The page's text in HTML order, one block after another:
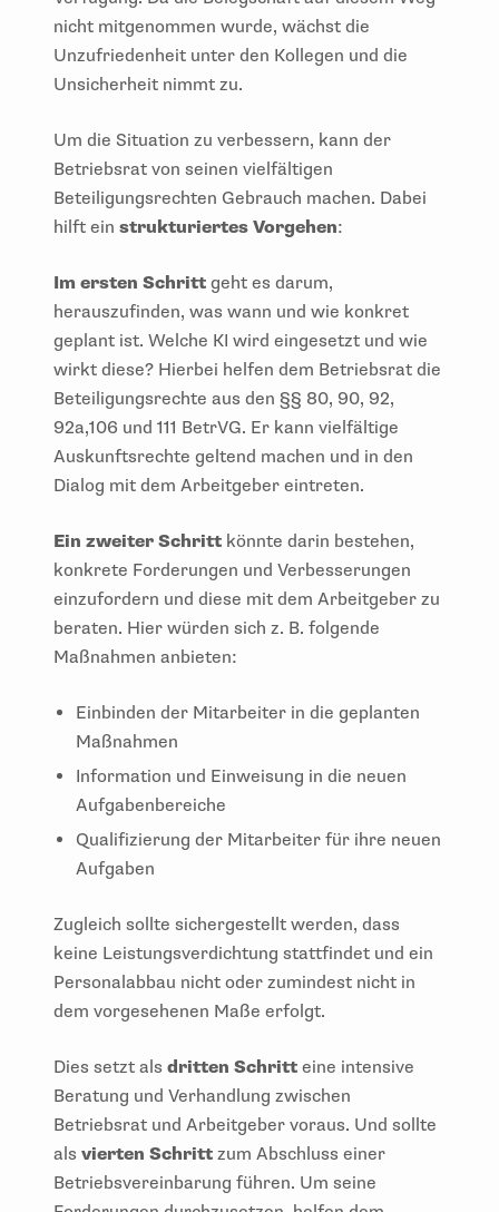
nicht mitgenommen wurde, wächst die
Unzufriedenheit unter den Kollegen und die
Unsicherheit nimmt zu.
Um die Situation zu verbessern, kann der
Betriebsrat von seinen vielfältigen
Beteiligungsrechten Gebrauch machen. Dabei
hilft ein strukturiertes Vorgehen:
Im ersten Schritt geht es darum,
herauszufinden, was wann und wie konkret
geplant ist. Welche KI wird eingesetzt und wie
wirkt diese? Hierbei helfen dem Betriebsrat die
Beteiligungsrechte aus den §§ 80, 90, 92,
92a,106 und 111 BetrVG. Er kann vielfältige
Auskunftsrechte geltend machen und in den
Dialog mit dem Arbeitgeber eintreten.
Ein zweiter Schritt könnte darin bestehen,
konkrete Forderungen und Verbesserungen
einzufordern und diese mit dem Arbeitgeber zu
beraten. Hier würden sich z. B. folgende
Maßnahmen anbieten:
Einbinden der Mitarbeiter in die geplanten
Maßnahmen
Information und Einweisung in die neuen
Aufgabenbereiche
Qualifizierung der Mitarbeiter für ihre neuen
Aufgaben
Zugleich sollte sichergestellt werden, dass
keine Leistungsverdichtung stattfindet und ein
Personalabbau nicht oder zumindest nicht in
dem vorgesehenen Maße erfolgt.
Dies setzt als dritten Schritt eine intensive
Beratung und Verhandlung zwischen
Betriebsrat und Arbeitgeber voraus. Und sollte
als vierten Schritt zum Abschluss einer
Betriebsvereinbarung führen. Um seine